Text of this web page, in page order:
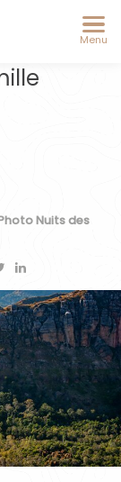
Menu
Nuits des